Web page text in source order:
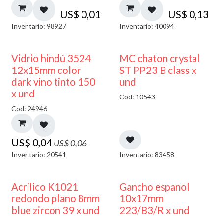
US$ 0,01
Inventario: 98927
US$ 0,13
Inventario: 40094
40% DESCUENTO
Vidrio hindú 3524
12x15mm color
dark vino tinto 150
x und
Cod: 24946
US$ 0,04US$0,06
Inventario: 20541
MC chaton crystal
ST PP23 B class x
und
Cod: 10543
Inventario: 83458
Acrilico K1021
redondo plano 8mm
blue zircon 39 x und
Gancho espanol
10x17mm
223/B3/R x und